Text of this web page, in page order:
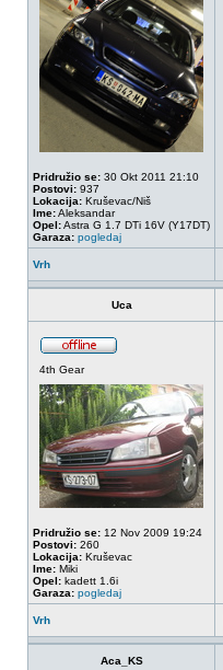
Pridružio se: 30 Okt 2011 21:10
Postovi: 937
Lokacija: Kruševac/Niš
Ime:Aleksandar
Opel:Astra G 1.7 DTi 16V (Y17DT)
Garaza: pogledaj
Vrh
Uca
4th Gear
Pridružio se: 12 Nov 2009 19:24
Postovi: 260
Lokacija: Kruševac
Ime: Miki
Opel: kadett 1.6i
Garaza: pogledaj
Vrh
Aca_KS